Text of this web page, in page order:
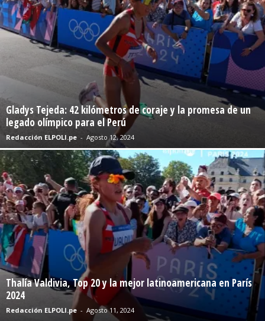
Gladys Tejeda: 42 kilómetros de coraje y la promesa de un
legado olímpico para el Perú
Redacción ELPOLI.pe - Agosto 12, 2024
Thalía Valdivia, Top 20 y la mejor latinoamericana en París
2024
Redacción ELPOLI.pe - Agosto 11, 2024